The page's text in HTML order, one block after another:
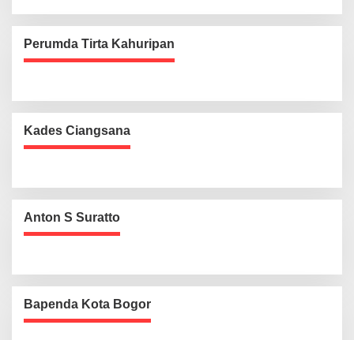
Perumda Tirta Kahuripan
Kades Ciangsana
Anton S Suratto
Bapenda Kota Bogor